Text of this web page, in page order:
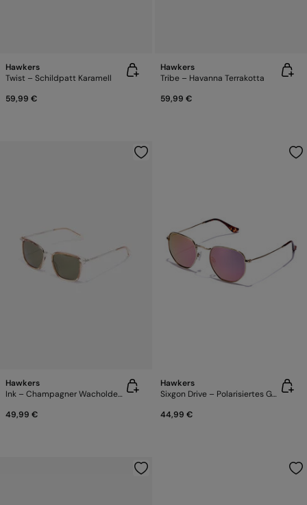
Hawkers
Twist – Schildpatt Karamell
59,99 €
Hawkers
Tribe – Havanna Terrakotta
59,99 €
Hawkers
Ink – Champagner Wacholdergrün
49,99 €
Hawkers
Sixgon Drive – Polarisiertes Gold-Lila
44,99 €